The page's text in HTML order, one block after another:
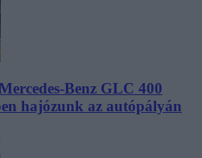
Benz GLC 400
hajózunk az autópályán